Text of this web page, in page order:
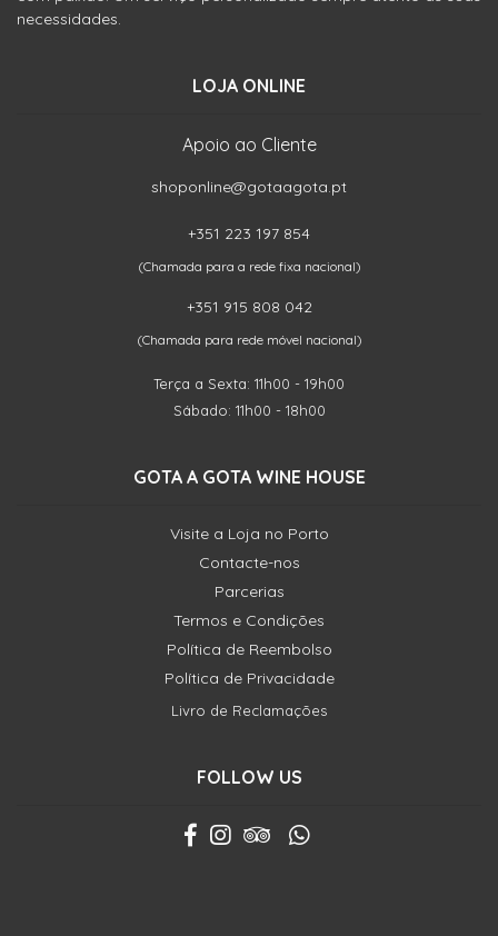
necessidades.
LOJA ONLINE
Apoio ao Cliente
shoponline@gotaagota.pt
+351 223 197 854
(Chamada para a rede fixa nacional)
+351 915 808 042
(Chamada para rede móvel nacional)
Terça a Sexta: 11h00 - 19h00
Sábado: 11h00 - 18h00
GOTA A GOTA WINE HOUSE
Visite a Loja no Porto
Contacte-nos
Parcerias
Termos e Condições
Política de Reembolso
Política de Privacidade
Livro de Reclamações
FOLLOW US